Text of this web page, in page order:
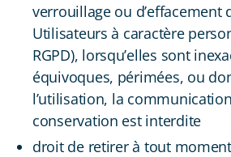
verrouillage ou d’effacement
Utilisateurs à caractère
RGPD), lorsqu’elles sont
équivoques, périmées, ou
l’utilisation, la
conservation est interdite
droit de retirer à tout